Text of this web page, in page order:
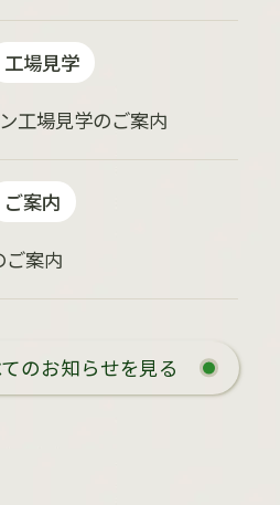
工場見学
工場見学のご案内
ご案内
案内
のお知らせを見る